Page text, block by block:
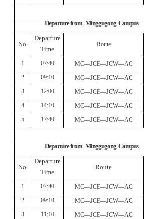
Departure from Minggugong Campus
No.
Departure
Time
Route
1 07:40 MC—JCE—JCW—AC
2
09:10 MC—JCE—JCW—AC
3
12:00 MC—JCE—JCW—AC
4
14:10 MC—JCE—JCW—AC
5
17:40 MC—JCE—JCW—AC
Departure from Minggugong Campus
No.
Departure
Time
Route
1 07:40 MC—JCE—JCW—AC
2
09:10 MC—JCE—JCW—AC
3
11:10 MC—JCE—JCW—AC